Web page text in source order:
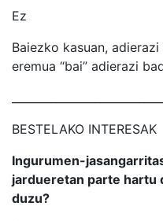
Ez
Baiezko kasuan,
eremua “bai” adierazi
BESTELAKO INTERESAK
Ingurumen-
jardueretan parte hartu
duzu?